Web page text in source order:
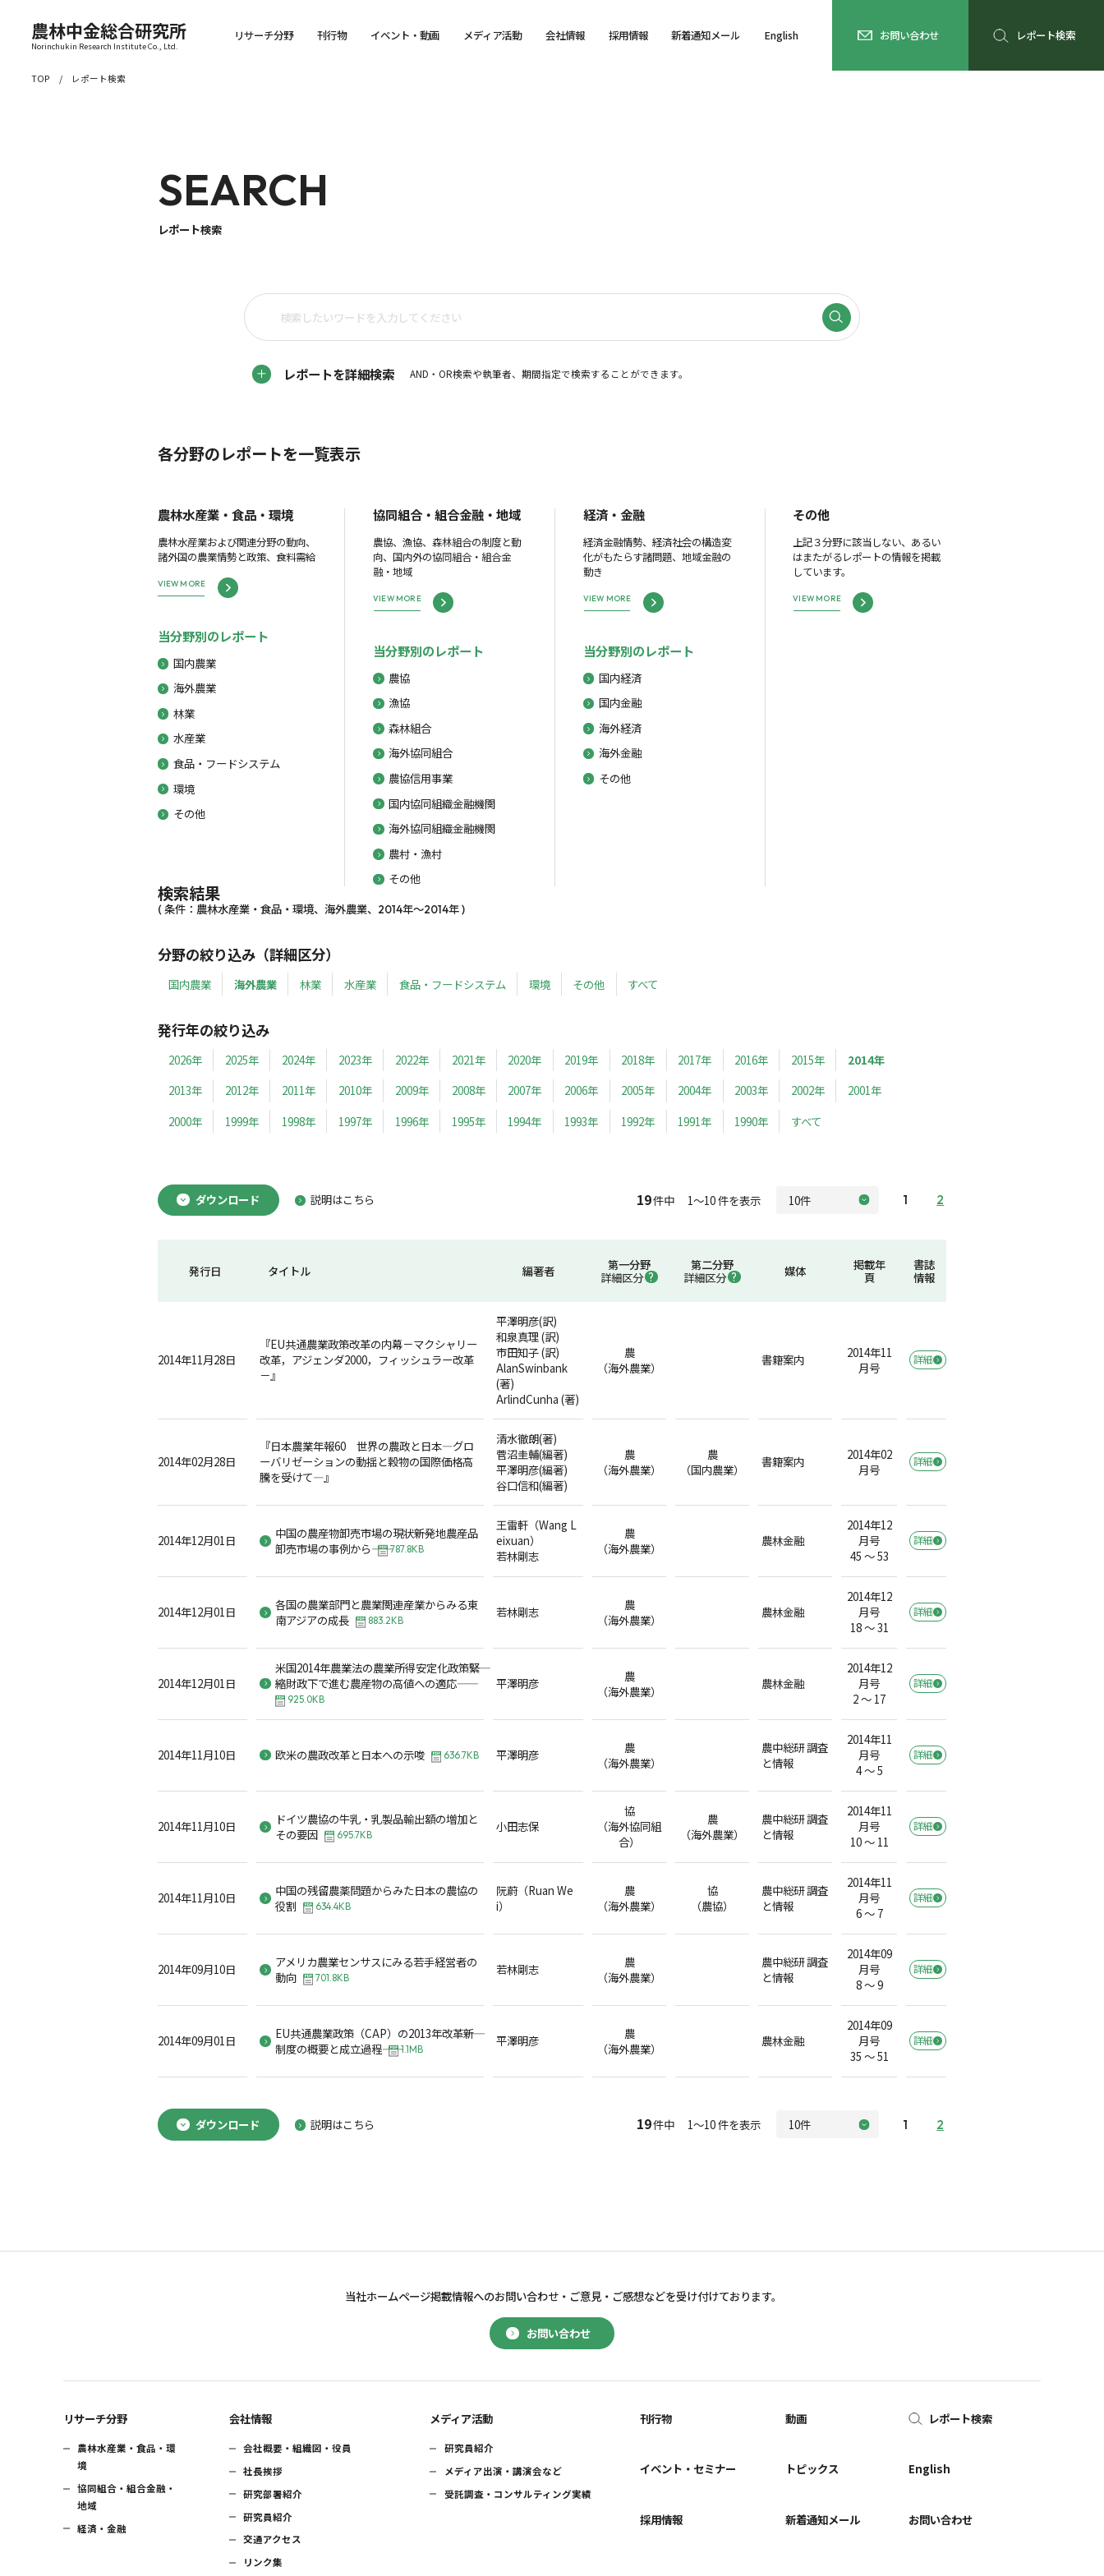
農林中金総合研究所
Norinchukin Research Institute Co., Ltd.
リサーチ分野 刊行物 イベント・動画 メディア活動 会社情報 採用情報 新着通知メール English お問い合わせ レポート検索
TOP レポート検索
SEARCH
レポート検索
レポートを詳細検索 AND・OR検索や執筆者、期間指定で検索することができます。
各分野のレポートを一覧表示
農林水産業・食品・環境
農林水産業および関連分野の動向、
諸外国の農業情勢と政策、食料需給
VIEW MORE
当分野別のレポート
国内農業
海外農業
林業
水産業
食品・フードシステム
環境
その他
協同組合・組合金融・地域
農協、漁協、森林組合の制度と動
向、国内外の協同組合・組合金
融・地域
VIEW MORE
当分野別のレポート
農協
漁協
森林組合
海外協同組合
農協信用事業
国内協同組織金融機関
海外協同組織金融機関
農村・漁村
その他
経済・金融
経済金融情勢、経済社会の構造変
化がもたらす諸問題、地域金融の
動き
VIEW MORE
当分野別のレポート
国内経済
国内金融
海外経済
海外金融
その他
その他
上記３分野に該当しない、あるい
はまたがるレポートの情報を掲載
しています。
VIEW MORE
検索結果
( 条件：農林水産業・食品・環境、海外農業、2014年～2014年 )
分野の絞り込み（詳細区分）
国内農業 海外農業 林業 水産業 食品・フードシステム 環境 その他 すべて
発行年の絞り込み
2026年 2025年 2024年 2023年 2022年 2021年 2020年 2019年 2018年 2017年 2016年 2015年
2014年
2013年
2012年 2011年 2010年 2009年 2008年 2007年 2006年 2005年 2004年 2003年 2002年
2001年
2000年
1999年 1998年 1997年 1996年 1995年 1994年 1993年 1992年 1991年 1990年 すべて
ダウンロード 説明はこちら 19件中 1～10 件を表示 1 2
発行日 タイトル 編著者
第一分野
詳細区分
第二分野
詳細区分
媒体
掲載年
頁
書誌
情報
2014年11月28日
『EU共通農業政策改革の内幕－マクシャリー
改革，アジェンダ2000，フィッシュラー改革
－』
平澤明彦(訳)
和泉真理 (訳)
市田知子 (訳)
AlanSwinbank
(著)
ArlindCunha (著)
農
（海外農業）
書籍案内
2014年11
月号
詳細
2014年02月28日
『日本農業年報60 世界の農政と日本―グロ
ーバリゼーションの動揺と穀物の国際価格高
騰を受けて―』
清水徹朗(著)
菅沼圭輔(編著)
平澤明彦(編著)
谷口信和(編著)
農
（海外農業）
農
（国内農業）
書籍案内
2014年02
月号
詳細
2014年12月01日
中国の農産物卸売市場の現状――新発地農産品
卸売市場の事例から――
787.8KB
王雷軒（Wang L
eixuan）
若林剛志
農
（海外農業）
農林金融
2014年12
月号
45 ～ 53
詳細
2014年12月01日
各国の農業部門と農業関連産業からみる東
南アジアの成長
883.2KB
若林剛志
農
（海外農業）
農林金融
2014年12
月号
18 ～ 31
詳細
2014年12月01日
米国2014年農業法の農業所得安定化政策――緊
縮財政下で進む農産物の高値への適応――
925.0KB
平澤明彦
農
（海外農業）
農林金融
2014年12
月号
2 ～ 17
詳細
2014年11月10日 欧米の農政改革と日本への示唆 636.7KB 平澤明彦
農
（海外農業）
農中総研 調査
と情報
2014年11
月号
4 ～ 5
詳細
2014年11月10日
ドイツ農協の牛乳・乳製品輸出額の増加と
その要因
695.7KB
小田志保
協
（海外協同組
合）
農
（海外農業）
農中総研 調査
と情報
2014年11
月号
10 ～ 11
詳細
2014年11月10日
中国の残留農薬問題からみた日本の農協の
役割
634.4KB
阮蔚（Ruan We
i）
農
（海外農業）
協
（農協）
農中総研 調査
と情報
2014年11
月号
6 ～ 7
詳細
2014年09月10日
アメリカ農業センサスにみる若手経営者の
動向
701.8KB
若林剛志
農
（海外農業）
農中総研 調査
と情報
2014年09
月号
8 ～ 9
詳細
2014年09月01日
EU共通農業政策（CAP）の2013年改革――新
制度の概要と成立過程――
1.1MB
平澤明彦
農
（海外農業）
農林金融
2014年09
月号
35 ～ 51
詳細
ダウンロード 説明はこちら 19件中 1～10 件を表示 1 2
お問い合わせ
当社ホームページ掲載情報へのお問い合わせ・ ご意見・ご感想などを受け付けております。
リサーチ分野
農林水産業・食品・環
境
協同組合・組合金融・
地域
経済・金融
会社情報
会社概要・組織図・役員
社長挨拶
研究部署紹介
研究員紹介
交通アクセス
リンク集
メディア活動
研究員紹介
メディア出演・講演会など
受託調査・コンサルティング実績
刊行物
イベント・セミナー
採用情報
動画
トピックス
新着通知メール
レポート検索
English
お問い合わせ